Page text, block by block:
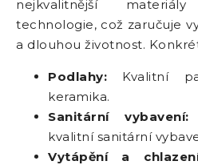
nejkvalitnější
technologie, což zaručuje
a dlouhou životnost.
Podlahy: Kvalitní
keramika.
Sanitární vybavení:
kvalitní sanitární
Vytápění a